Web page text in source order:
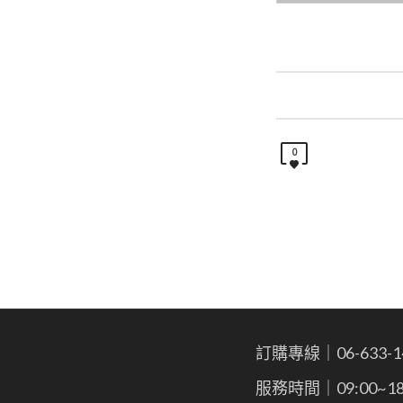
0
訂購專線｜06-633-
服務時間｜